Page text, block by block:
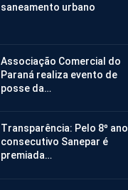
saneamento urbano
Associação Comercial do
Paraná realiza evento de
posse da…
Transparência: Pelo 8º ano
consecutivo Sanepar é
premiada…